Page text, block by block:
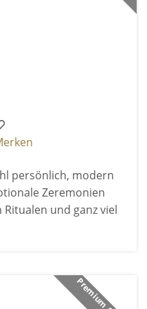
persönlich, modern
Zeremonien
und ganz viel